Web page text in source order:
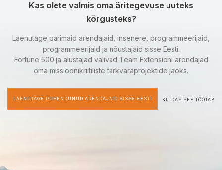
Kas olete valmis oma äritegevuse uuteks
kõrgusteks?
Laenutage parimaid arendajaid, insenere, programmeerijaid,
programmeerijaid ja nõustajaid sisse Eesti.
Fortune 500 ja alustajad valivad Team Extensioni arendajad
oma missioonikriitiliste tarkvaraprojektide jaoks.
LAENUTAGE PÜHENDUNUD ARENDAJAID SISSE EESTI KUIDAS SEE TÖÖTAB